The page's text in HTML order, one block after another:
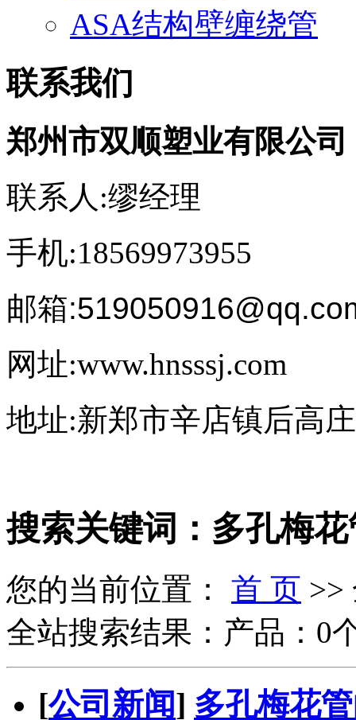
ASA结构壁缠绕管
联系我们
郑州市双顺塑业有限公司
联系人:缪经理
手机:18569973955
邮箱
网址:www.hnsssj.com
地址:新郑市辛店镇后高
搜索关键词：多孔梅花
您的当前位置： 首 页 >>
全站搜索结果：产品：0
[公司新闻] 多孔梅花